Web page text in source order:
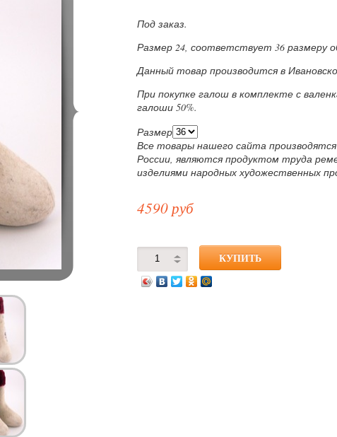
Под заказ.
Размер 24, соответствует 36 размеру
Данный товар производится в
При покупке галош в комплекте с
галоши 50%.
Размер
Все товары нашего сайта производятся
России, являются продуктом труда
изделиями народных художественных
4590 руб